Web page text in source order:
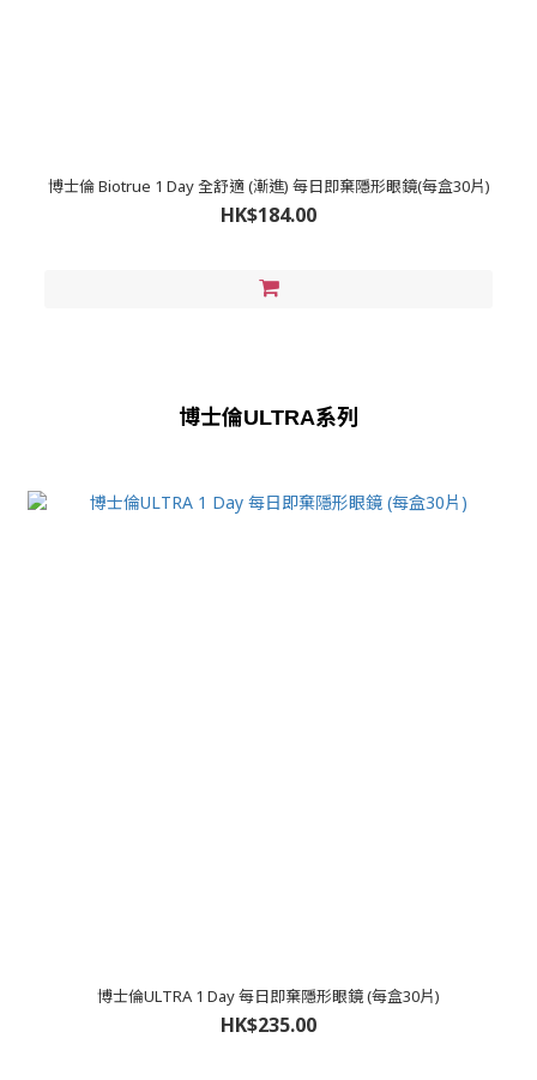
博士倫 Biotrue 1 Day 全舒適 (漸進) 每日即棄隱形眼鏡(每盒30片)
HK$184.00
博士倫ULTRA系列
博士倫ULTRA 1 Day 每日即棄隱形眼鏡 (每盒30片)
HK$235.00